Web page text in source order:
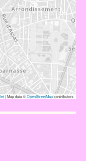
|Map data ©OpenStreetMapcontributors